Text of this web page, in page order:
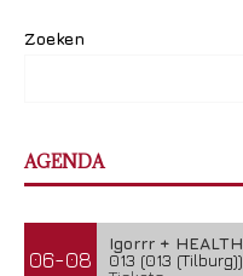
Zoeken
AGENDA
06-08
Igorrr + HEALTH
013 (013 (Tilburg))